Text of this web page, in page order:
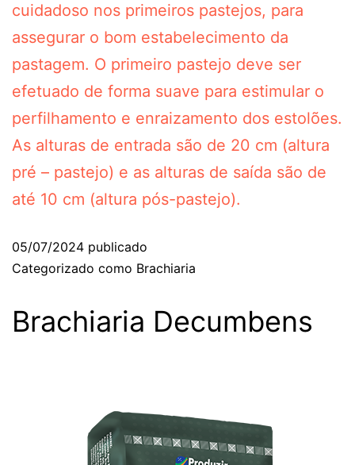
cuidadoso nos primeiros pastejos, para
assegurar o bom estabelecimento da
pastagem. O primeiro pastejo deve ser
efetuado de forma suave para estimular o
perfilhamento e enraizamento dos estolões.
As alturas de entrada são de 20 cm (altura
pré – pastejo) e as alturas de saída são de
até 10 cm (altura pós-pastejo).
05/07/2024 publicado
Categorizado como Brachiaria
Brachiaria Decumbens